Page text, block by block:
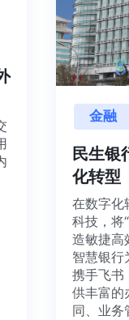
外
交
用
内
金融
民生
化转
在数
科技
造敏
智慧
携手
供丰
同、